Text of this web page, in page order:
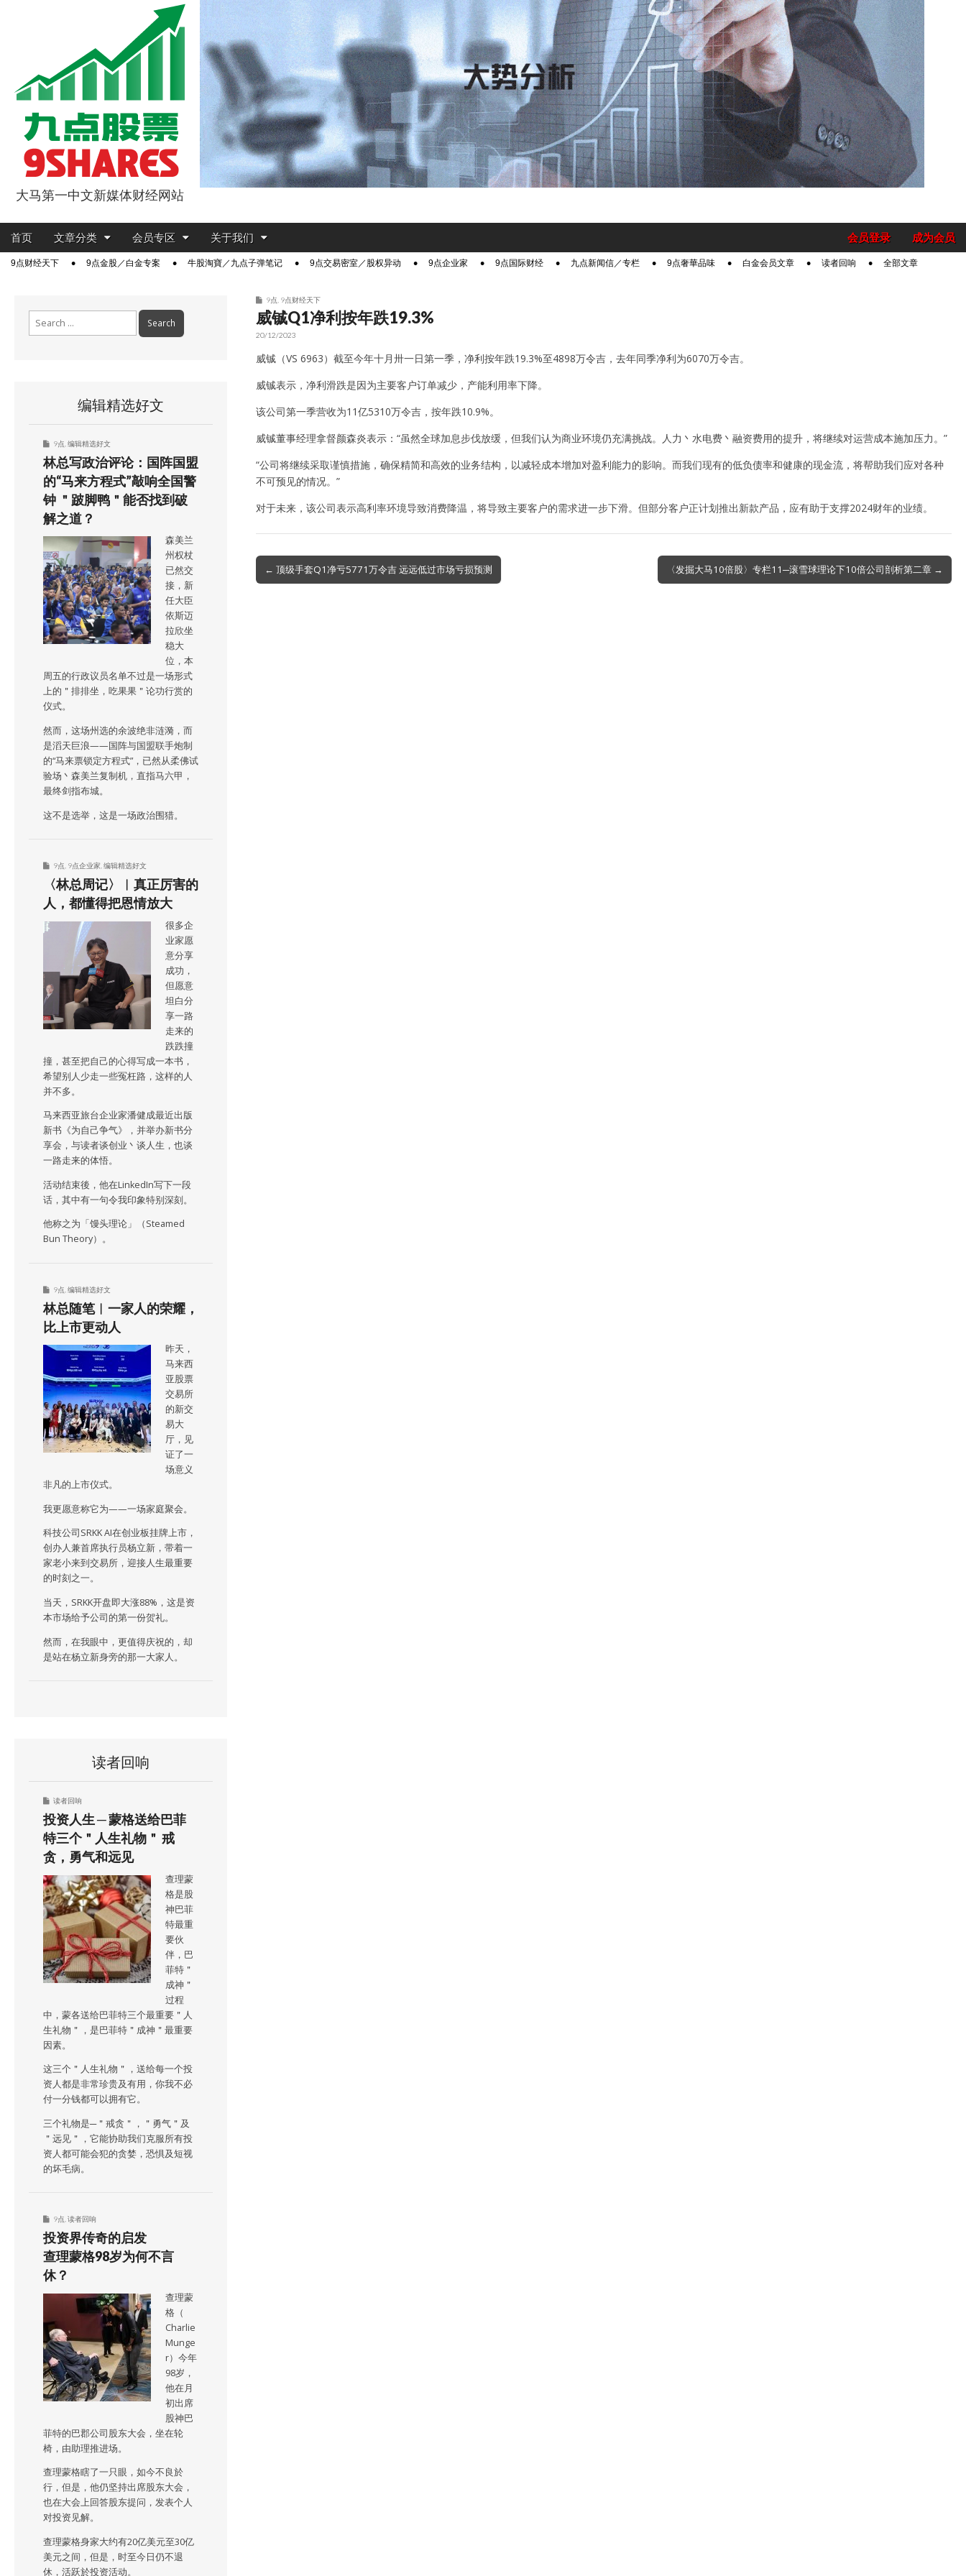
9点股票
大马第一中文新媒体财经网站
Main
Skip
content
首页 文章分类 会员专区 关于我们 成为会员
会员登录
Sub9点财经天下 9点金股／白金专案 牛股淘寶／九点子弹笔记 9点交易密室／股权异动 9点企业家 9点国际财经 九点新闻信／专栏 9点奢華品味 白金会员文章 读者回响 全部文章
9点 9点财经天下
威铖Q1净利按年跌19.3%
20/12/2023
威铖（VS 6963）截至今年十月卅一日第一季，净利按年跌19.3%至4898万令吉，去年同季净利为6070万令吉。
威铖表示，净利滑跌是因为主要客户订单减少，产能利用率下降。
该公司第一季营收为11亿5310万令吉，按年跌10.9%。
威铖董事经理拿督颜森炎表示：“虽然全球加息步伐放缓，但我们认为商业环境仍充满挑战。人力丶水电费丶融资费用的提升，将继续对运营成本施加压力。”
“公司将继续采取谨慎措施，确保精简和高效的业务结构，以减轻成本增加对盈利能力的影响。而我们现有的低负债率和健康的现金流，将帮助我们应对各种
不可预见的情况。”
对于未来，该公司表示高利率环境导致消费降温，将导致主要客户的需求进一步下滑。但部分客户正计划推出新款产品，应有助于支撑2024财年的业绩。
Post
navigation
← 顶级手套Q1净亏5771万令吉 远远低过市场亏损预测 〈发掘大马10倍股〉专栏11─滚雪球理论下10倍公司剖析第二章 →
编辑精选好文
9点 编辑精选好文
林总写政治评论：国阵国盟
的“马来方程式”敲响全国警
钟 ＂跛脚鸭＂能否找到破
解之道？
森美兰
州权杖
已然交
接，新
任大臣
依斯迈
拉欣坐
稳大
位，本
周五的行政议员名单不过是一场形式
上的＂排排坐，吃果果＂论功行赏的
仪式。
然而，这场州选的余波绝非涟漪，而
是滔天巨浪——国阵与国盟联手炮制
的“马来票锁定方程式”，已然从柔佛试
验场丶森美兰复制机，直指马六甲，
最终剑指布城。
这不是选举，这是一场政治围猎。
9点 9点企业家 编辑精选好文
〈林总周记〉︱真正厉害的
人，都懂得把恩情放大
很多企
业家愿
意分享
成功，
但愿意
坦白分
享一路
走来的
跌跌撞
撞，甚至把自己的心得写成一本书，
希望别人少走一些冤枉路，这样的人
并不多。
马来西亚旅台企业家潘健成最近出版
新书《为自己争气》，并举办新书分
享会，与读者谈创业丶谈人生，也谈
一路走来的体悟。
活动结束後，他在LinkedIn写下一段
话，其中有一句令我印象特别深刻。
他称之为「馒头理论」（Steamed
Bun Theory）。
9点 编辑精选好文
林总随笔︱一家人的荣耀，
比上市更动人
昨天，
马来西
亚股票
交易所
的新交
易大
厅，见
证了一
场意义
非凡的上市仪式。
我更愿意称它为——一场家庭聚会。
科技公司SRKK AI在创业板挂牌上市，
创办人兼首席执行员杨立新，带着一
家老小来到交易所，迎接人生最重要
的时刻之一。
当天，SRKK开盘即大涨88%，这是资
本市场给予公司的第一份贺礼。
然而，在我眼中，更值得庆祝的，却
是站在杨立新身旁的那一大家人。
读者回响
读者回响
投资人生 ─ 蒙格送给巴菲
特三个＂人生礼物＂ 戒
贪，勇气和远见
查理蒙
格是股
神巴菲
特最重
要伙
伴，巴
菲特＂
成神＂
过程
中，蒙各送给巴菲特三个最重要＂人
生礼物＂，是巴菲特＂成神＂最重要
因素。
这三个＂人生礼物＂，送给每一个投
资人都是非常珍贵及有用，你我不必
付一分钱都可以拥有它。
三个礼物是─＂戒贪＂，＂勇气＂及
＂远见＂，它能协助我们克服所有投
资人都可能会犯的贪婪，恐惧及短视
的坏毛病。
9点 读者回响
投资界传奇的启发
查理蒙格98岁为何不言
休？
查理蒙
格（
Charlie
Munge
r）今年
98岁，
他在月
初出席
股神巴
菲特的巴郡公司股东大会，坐在轮
椅，由助理推进场。
查理蒙格瞎了一只眼，如今不良於
行，但是，他仍坚持出席股东大会，
也在大会上回答股东提问，发表个人
对投资见解。
查理蒙格身家大约有20亿美元至30亿
美元之间，但是，时至今日仍不退
休，活跃於投资活动。